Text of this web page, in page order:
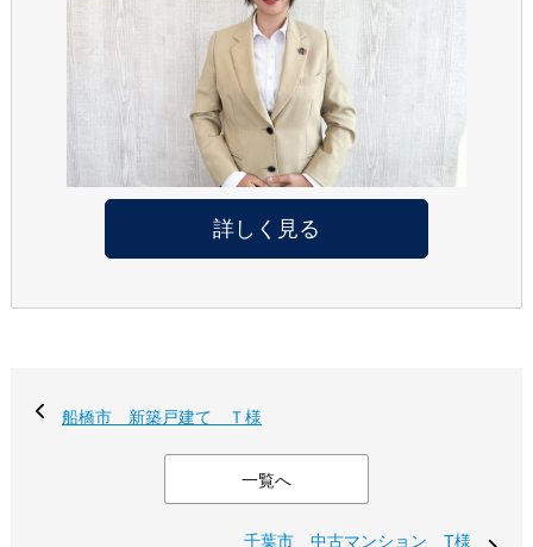
詳しく見る
船橋市 新築戸建て Ｔ様
一覧へ
千葉市 中古マンション T様